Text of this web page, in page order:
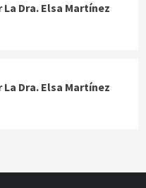
La Dra. Elsa Martínez
La Dra. Elsa Martínez